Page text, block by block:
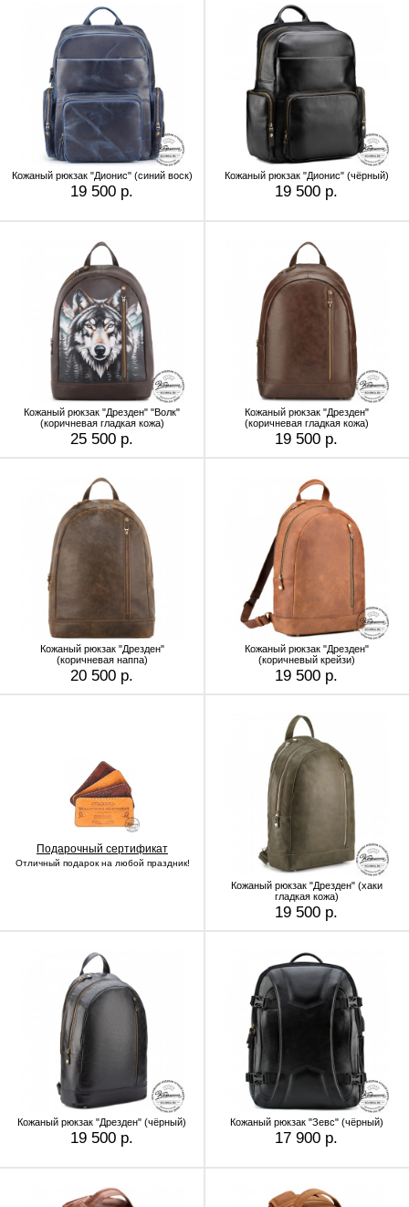
Кожаный рюкзак "Дионис" (синий воск)
19 500 р.
Кожаный рюкзак "Дионис" (чёрный)
19 500 р.
Кожаный рюкзак "Дрезден" "Волк"
(коричневая гладкая кожа)
25 500 р.
Кожаный рюкзак "Дрезден"
(коричневая гладкая кожа)
19 500 р.
Кожаный рюкзак "Дрезден"
(коричневая наппа)
20 500 р.
Кожаный рюкзак "Дрезден"
(коричневый крейзи)
19 500 р.
Подарочный сертификат
Отличный подарок на любой праздник!
Кожаный рюкзак "Дрезден" (хаки
гладкая кожа)
19 500 р.
Кожаный рюкзак "Дрезден" (чёрный)
19 500 р.
Кожаный рюкзак "Зевс" (чёрный)
17 900 р.